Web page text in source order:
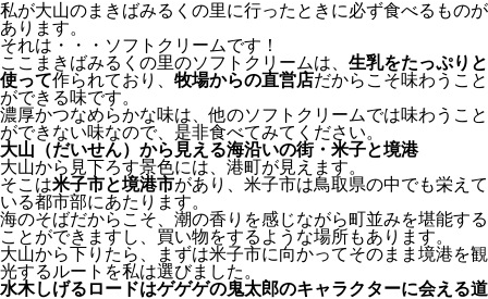
私が大山のまきばみるくの里に行ったときに必ず食べるものが
あります。
それは・・・ソフトクリームです！
ここまきばみるくの里のソフトクリームは、 生乳をたっぷりと
使って作られており、 牧場からの直営店だからこそ味わうこと
ができる味です。
濃厚かつなめらかな味は、他のソフトクリームでは味わうこと
ができない味なので、是非食べてみてください。
大山（だいせん）から見える海沿いの街・米子と境港
大山から見下ろす景色には、港町が見えます。
そこは米子市と境港市があり、米子市は鳥取県の中でも栄えて
いる都市部にあたります。
海のそばだからこそ、潮の香りを感じながら町並みを堪能する
ことができますし、買い物をするような場所もあります。
大山から下りたら、まずは米子市に向かってそのまま境港を観
光するルートを私は選びました。
水木しげるロードはゲゲゲの鬼太郎のキャラクターに会える道